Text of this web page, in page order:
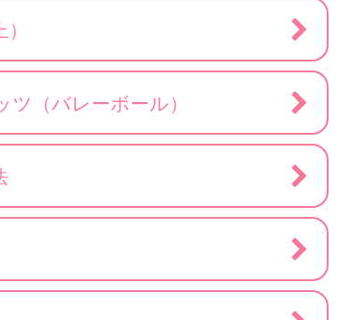
ツ（バレーボール）